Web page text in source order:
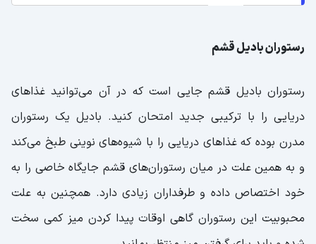
رستوران بادیل قشم
رستوران بادیل قشم جایی است که در آن می‌توانید غذاهای
دریایی را با ترکیبی جدید امتحان کنید. بادیل یک رستوران
مدرن بوده که غذاهای دریایی را با شیوه‌های نوینی طبخ می‌کند
و به همین علت در میان رستوران‌های قشم جایگاه خاصی را به
خود اختصاص داده و طرفداران زیادی دارد. همچنین به علت
محبوبیت این رستوران گاهی اوقات پیدا کردن میز کمی سخت